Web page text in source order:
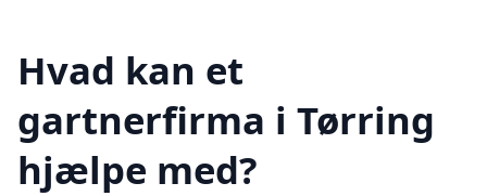
Hvad kan et
gartnerfirma i Tørring
hjælpe med?